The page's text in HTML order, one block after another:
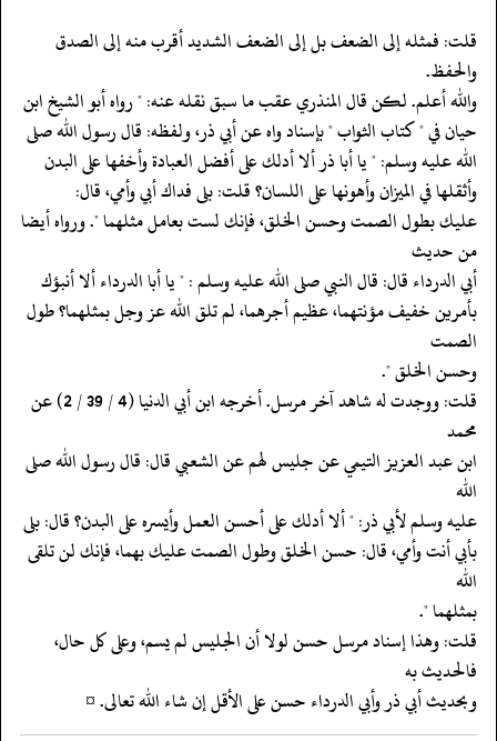
‏‏‏‏قلت: فمثله إلى الضعف بل إلى الضعف الشديد أقرب منه إلى الصدق
والحفظ.
‏‏‏‏والله أعلم. لكن قال المنذري عقب ما سبق نقله عنه: " رواه أبو الشيخ ابن
‏‏‏‏حيان في " كتاب الثواب " بإسناد واه عن أبي ذر، ولفظه: قال رسول الله صلى
‏‏‏‏الله عليه وسلم: " يا أبا ذر ألا أدلك على أفضل العبادة وأخفها على البدن
‏‏‏‏وأثقلها في الميزان وأهونها على اللسان؟ قلت: بلى فداك أبي وأمي، قال:
‏‏‏‏عليك بطول الصمت وحسن الخلق، فإنك لست بعامل مثلهما ". ورواه أيضا
من حديث
‏‏‏‏أبي الدرداء قال: قال النبي صلى الله عليه وسلم : " يا أبا الدرداء ألا أنبؤك
‏‏‏‏بأمرين خفيف مؤنتهما، عظيم أجرهما، لم تلق الله عز وجل بمثلهما؟ طول
الصمت
‏‏‏‏وحسن الخلق ".
‏‏‏‏قلت: ووجدت له شاهد آخر مرسل. أخرجه ابن أبي الدنيا (4 / 39 / 2) عن
محمد
‏‏‏‏ابن عبد العزيز التيمي عن جليس لهم عن الشعبي قال: قال رسول الله صلى
الله
‏‏‏‏عليه وسلم لأبي ذر: " ألا أدلك على أحسن العمل وأيسره على البدن؟ قال: بلى
‏‏‏‏بأبي أنت وأمي، قال: حسن الخلق وطول الصمت عليك بهما، فإنك لن تلقى
الله
‏‏‏‏بمثلهما ".
‏‏‏‏قلت: وهذا إسناد مرسل حسن لولا أن الجليس لم يسم، وعلى كل حال،
فالحديث به
‏‏‏‏وبحديث أبي ذر وأبي الدرداء حسن على الأقل إن شاء الله تعالى. ¤